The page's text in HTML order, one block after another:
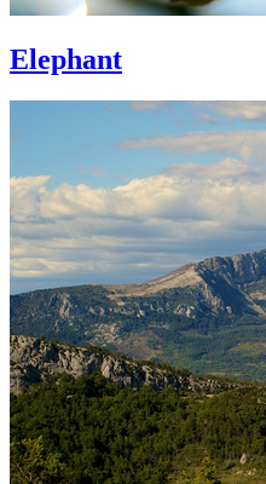
Elephant